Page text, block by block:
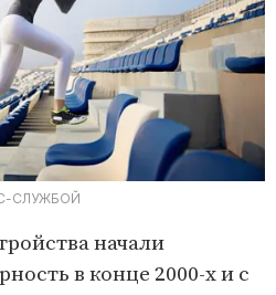
СЛУЖБОЙ
начали
в конце 2000-х и с